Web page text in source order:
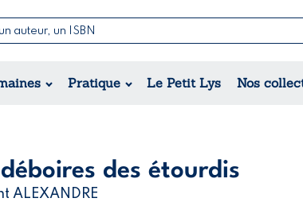
Pratique Le Petit Lys Nos
Romance
Jeunesse
Théâtre
déboires des étourdis
ALEXANDRE